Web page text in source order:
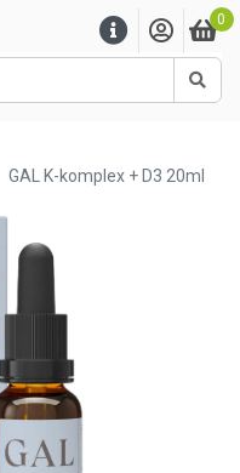
0
GAL K-komplex + D3 20ml